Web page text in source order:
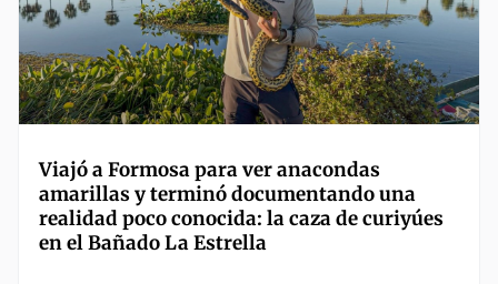
Viajó a Formosa para ver anacondas
amarillas y terminó documentando una
realidad poco conocida: la caza de curiyúes
en el Bañado La Estrella